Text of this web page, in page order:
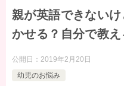
親が英語できない
かせる？自分で教え
公開日： 2019年2月20日
幼児のお悩み